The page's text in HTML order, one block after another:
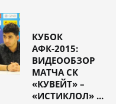
КУБОК
АФК-2015:
ВИДЕООБЗОР
МАТЧА СК
«КУВЕЙТ» –
«ИСТИКЛОЛ» ...